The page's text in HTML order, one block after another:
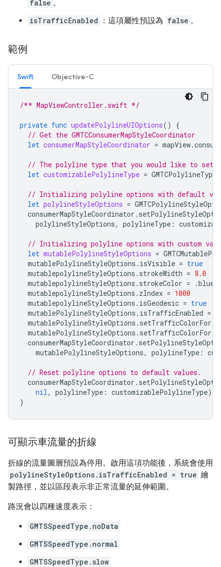
false 。
isTrafficEnabled
：這項屬性預設為 false 。
範例
Swift Objective-C
/** MapViewController.swift */
private func updatePolylineUIOptions()
{
// Get the GMTCConsumerMapStyleCoordinator
let consumerMapStyleCoordinator = mapView.
// The polyline type that you would like to set
let customizablePolylineType = GMTCPolylineType
// Initializing polyline options with default
let polylineStyleOptions =
consumerMapStyleCoordinator .
polylineStyleOptions, polylineType :
// Initializing polyline options with custom
let mutablePolylineStyleOptions =
mutablePolylineStyleOptions . isVisible = true
mutablepolylineStyleOptions . strokeWidth = 8.0
mutablepolylineStyleOptions . strokeColor = .blue
mutablepolylineStyleOptions . zIndex = 1000
mutablepolylineStyleOptions . isGeodesic = true
mutablePolylineStyleOptions . isTrafficEnabled =
mutablePolylineStyleOptions . setTrafficColorFor
mutablePolylineStyleOptions . setTrafficColorFor
consumerMapStyleCoordinator .
mutablePolylineStyleOptions, polylineType :
// Reset polyline options to default values.
consumerMapStyleCoordinator .
nil, polylineType : customizablePolylineType)
}
可顯示車流量的折線
折線的流量圖層預設為停用。啟用這項功能後，系統會使用
polylineStyleOptions.isTrafficEnabled = true 繪
製路徑，並以區段表示非正常流量的延伸範圍。
路況會以四種速度表示：
GMTSSpeedType.noData
GMTSSpeedType.normal
GMTSSpeedType.slow